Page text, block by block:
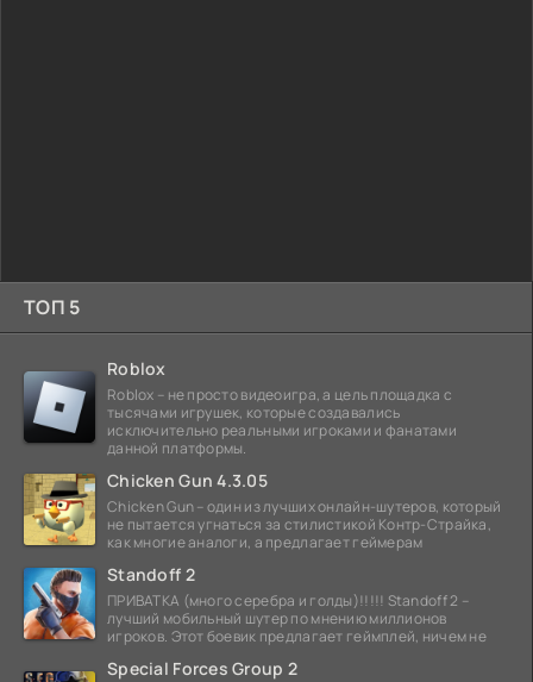
ТОП 5
Roblox
Roblox – не просто видеоигра, а цель площадка с
тысячами игрушек, которые создавались
исключительно реальными игроками и фанатами
данной платформы.
Chicken Gun 4.3.05
Chicken Gun – один из лучших онлайн-шутеров, который
не пытается угнаться за стилистикой Контр-Страйка,
как многие аналоги, а предлагает геймерам
Standoff 2
ПРИВАТКА (много серебра и голды)!!!!! Standoff 2 –
лучший мобильный шутер по мнению миллионов
игроков. Этот боевик предлагает геймплей, ничем не
Special Forces Group 2